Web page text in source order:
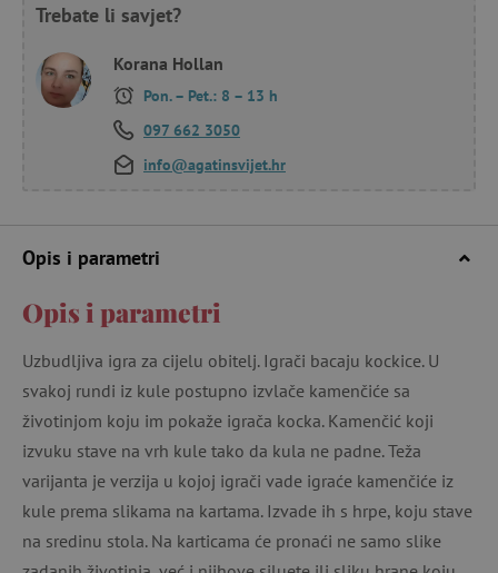
Trebate li savjet?
Korana Hollan
Pon. – Pet.: 8 – 13 h
097 662 3050
info@agatinsvijet.hr
Opis i parametri
Opis i parametri
Uzbudljiva igra za cijelu obitelj. Igrači bacaju kockice. U
svakoj rundi iz kule postupno izvlače kamenčiće sa
životinjom koju im pokaže igrača kocka. Kamenčić koji
izvuku stave na vrh kule tako da kula ne padne. Teža
varijanta je verzija u kojoj igrači vade igraće kamenčiće iz
kule prema slikama na kartama. Izvade ih s hrpe, koju stave
na sredinu stola. Na karticama će pronaći ne samo slike